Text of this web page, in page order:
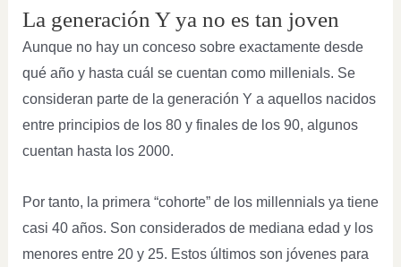
La generación Y ya no es tan joven
Aunque no hay un conceso sobre exactamente desde
qué año y hasta cuál se cuentan como millenials. Se
consideran parte de la generación Y a aquellos nacidos
entre principios de los 80 y finales de los 90, algunos
cuentan hasta los 2000.
Por tanto, la primera “cohorte” de los millennials ya tiene
casi 40 años. Son considerados de mediana edad y los
menores entre 20 y 25. Estos últimos son jóvenes para